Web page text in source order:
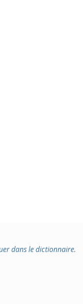
dans le dictionnaire.